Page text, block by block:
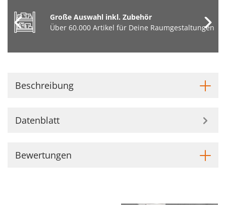
Große Auswahl inkl. Zubehör
Über 60.000 Artikel für Deine Raumgestaltungen
Beschreibung
Datenblatt
Bewertungen